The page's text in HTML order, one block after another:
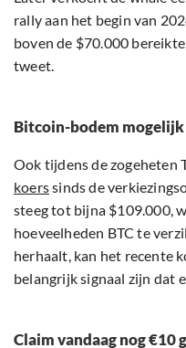
rally aan het begin van
boven de $70.000
tweet.
Bitcoin-bodem
Ook tijdens de zogeheten
koerssinds de
steeg tot bijna $109.000,
hoeveelheden BTC te
herhaalt, kan het recente
belangrijk signaal zijn dat
Claim vandaag nog €10